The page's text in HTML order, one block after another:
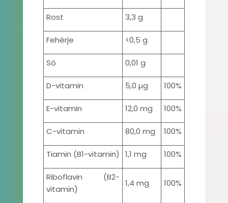
Rost 3,3 g
Fehérje <0,5 g
Só 0,01 g
D-vitamin 5,0 µg 100%
E-vitamin 12,0 mg 100%
C-vitamin 80,0 mg 100%
Tiamin (B1-vitamin) 1,1 mg 100%
Riboflavin (B2-
vitamin)
1,4 mg 100%